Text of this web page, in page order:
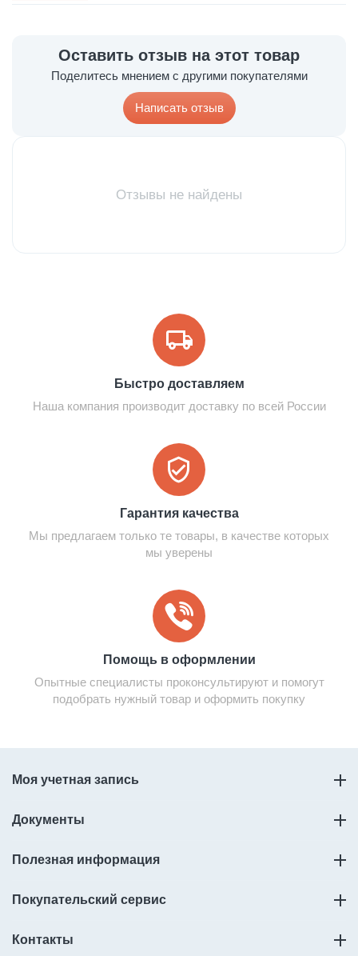
Оставить отзыв на этот товар
Поделитесь мнением с другими покупателями
Написать отзыв
Отзывы не найдены
Быстро доставляем
Наша компания производит доставку по всей России
Гарантия качества
Мы предлагаем только те товары, в качестве которых
мы уверены
Помощь в оформлении
Опытные специалисты проконсультируют и помогут
подобрать нужный товар и оформить покупку
Моя учетная запись
Документы
Полезная информация
Покупательский сервис
Контакты